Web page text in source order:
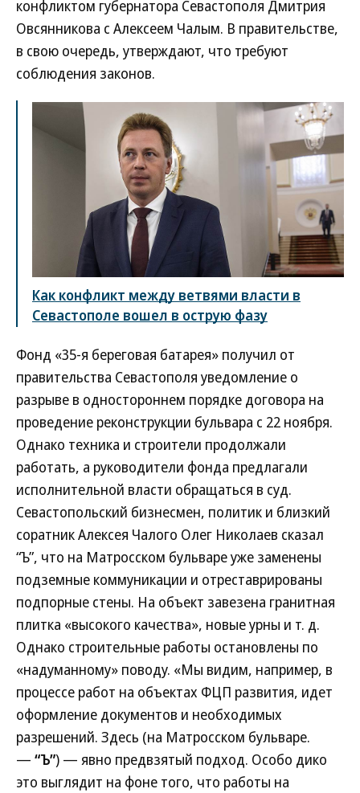
конфликтом губернатора Севастополя Дмитрия
Овсянникова с Алексеем Чалым. В правительстве,
в свою очередь, утверждают, что требуют
соблюдения законов.
Как конфликт между ветвями власти в
Севастополе вошел в острую фазу
Фонд «35-я береговая батарея» получил от
правительства Севастополя уведомление о
разрыве в одностороннем порядке договора на
проведение реконструкции бульвара с 22 ноября.
Однако техника и строители продолжали
работать, а руководители фонда предлагали
исполнительной власти обращаться в суд.
Севастопольский бизнесмен, политик и близкий
соратник Алексея Чалого Олег Николаев сказал
“Ъ”, что на Матросском бульваре уже заменены
подземные коммуникации и отреставрированы
подпорные стены. На объект завезена гранитная
плитка «высокого качества», новые урны и т. д.
Однако строительные работы остановлены по
«надуманному» поводу. «Мы видим, например, в
процессе работ на объектах ФЦП развития, идет
оформление документов и необходимых
разрешений. Здесь (на Матросском бульваре.
— “Ъ”) — явно предвзятый подход. Особо дико
это выглядит на фоне того, что работы на